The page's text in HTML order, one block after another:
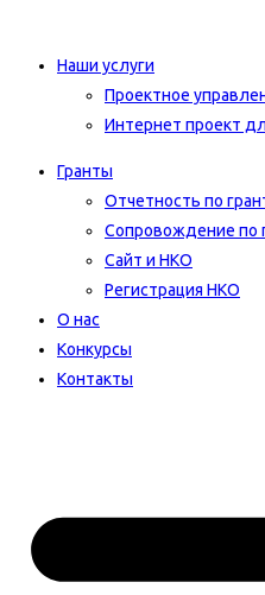
Наши услуги
Проектное
Интернет проект
Гранты
Отчетность по
Сопровождение по
Сайт и НКО
Регистрация НКО
О нас
Конкурсы
Контакты